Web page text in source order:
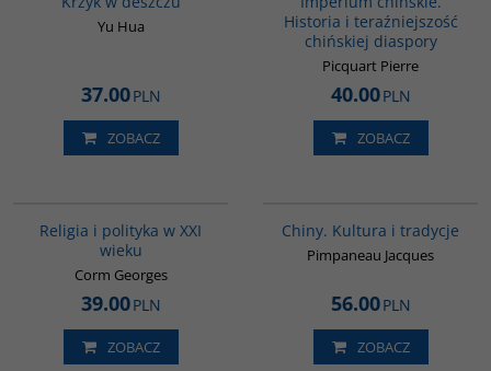
Yu Hua
37.00PLN
ZOBACZ
Historia i teraźniejszość
chińskiej diaspory
Picquart Pierre
40.00PLN
ZOBACZ
Religia i polityka w XXI
wieku
Corm Georges
39.00PLN
ZOBACZ
Chiny. Kultura i tradycje
Pimpaneau Jacques
56.00PLN
ZOBACZ